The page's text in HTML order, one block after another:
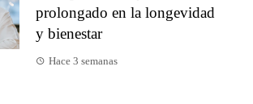
prolongado en la longevidad
y bienestar
Hace 3 semanas